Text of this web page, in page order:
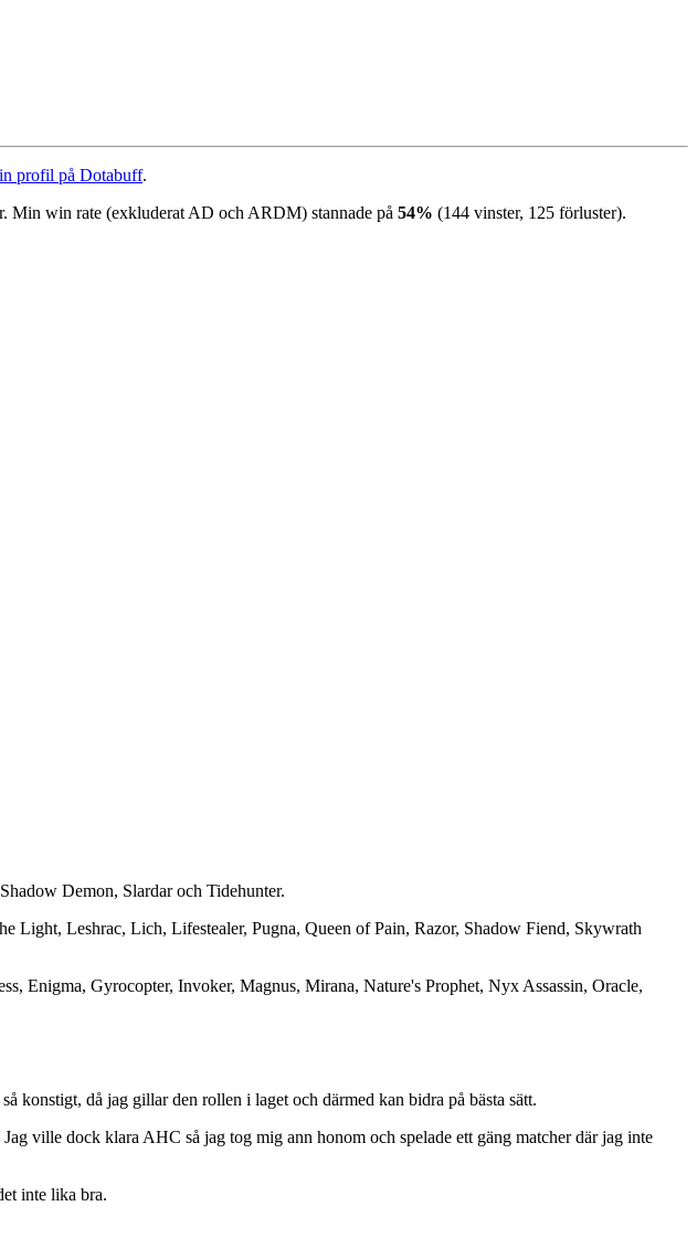
profil på Dotabuff.
Min win rate (exkluderat AD och ARDM) stannade på 54% (144 vinster, 125 förluster).
Demon, Slardar och Tidehunter.
Leshrac, Lich, Lifestealer, Pugna, Queen of Pain, Razor, Shadow Fiend, Skywrath
Enigma, Gyrocopter, Invoker, Magnus, Mirana, Nature's Prophet, Nyx Assassin, Oracle,
konstigt, då jag gillar den rollen i laget och därmed kan bidra på bästa sätt.
ville dock klara AHC så jag tog mig ann honom och spelade ett gäng matcher där jag inte
inte lika bra.